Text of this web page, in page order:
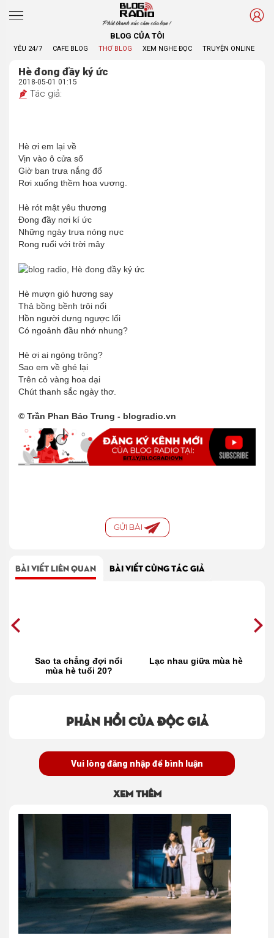
Phát thanh xúc cảm của bạn !
BLOG CỦA TÔI
YÊU 24/7 CAFE BLOG THƠ BLOG XEM NGHE ĐỌC TRUYỆN ONLINE
Hè đong đầy ký ức
2018-05-01 01:15
Tác giả:
Hè ơi em lại về
Vịn vào ô cửa sổ
Giờ ban trưa nắng đổ
Rơi xuống thềm hoa vương.
Hè rót mật yêu thương
Đong đầy nơi kí ức
Những ngày trưa nóng nực
Rong ruổi với trời mây
Hè mượn gió hương say
Thả bồng bềnh trôi nổi
Hồn người dưng ngược lối
Có ngoảnh đầu nhớ nhung?
Hè ơi ai ngóng trông?
Sao em về ghé lại
Trên cỏ vàng hoa dại
Chút thanh sắc ngày thơ.
© Trần Phan Bảo Trung - blogradio.vn
GỬI BÀI
BÀI VIẾT LIÊN QUAN BÀI VIẾT CÙNG TÁC GIẢ
Sao ta chẳng đợi nổi
mùa hè tuổi 20?
Lạc nhau giữa mùa hè
Phản hồi của độc giả
Vui lòng đăng nhập để bình luận
Xem thêm